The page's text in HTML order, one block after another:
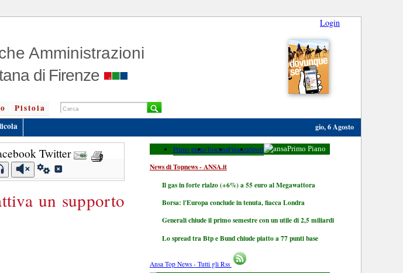
Login
Amministrazioni
di Firenze
Pistoia
gio, 6 Agosto
Twitter
un supporto
Primo pianoToscanaFinanzaSport Primo Piano
News di Topnews - ANSA.it
Il gas in forte rialzo (+6%) a 55 euro al Megawattora
Borsa: l'Europa conclude in tenuta, fiacca Londra
Generali chiude il primo semestre con un utile di 2,5 miliardi
Lo spread tra Btp e Bund chiude piatto a 77 punti base
Ansa Top News - Tutti gli Rss